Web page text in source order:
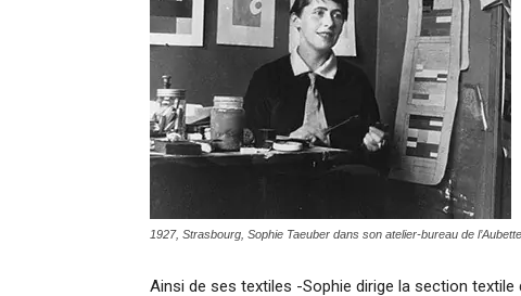
1927, Strasbourg, Sophie Taeuber dans son atelier-bureau de l’Aubette.
Ainsi de ses textiles -Sophie dirige la section textile